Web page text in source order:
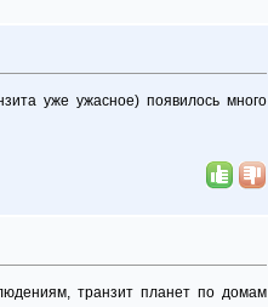
уже ужасное) появилось много
транзит планет по домам